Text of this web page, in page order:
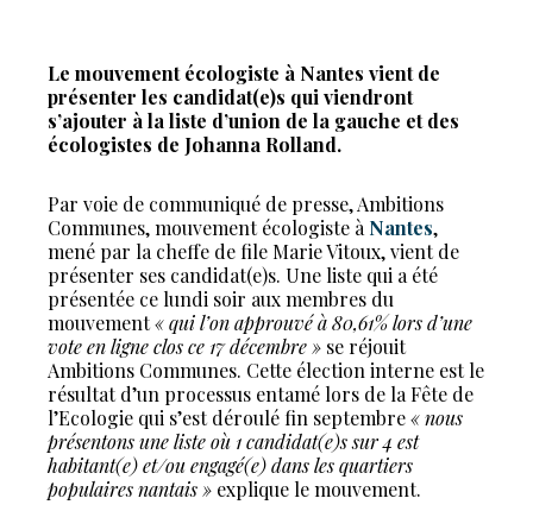
Le mouvement écologiste à Nantes vient de
présenter les candidat(e)s qui viendront
s’ajouter à la liste d’union de la gauche et des
écologistes de Johanna Rolland.
Par voie de communiqué de presse, Ambitions
Communes, mouvement écologiste à Nantes,
mené par la cheffe de file Marie Vitoux, vient de
présenter ses candidat(e)s. Une liste qui a été
présentée ce lundi soir aux membres du
mouvement« qui l’on approuvé à 80,61% lors d’une
vote en ligne clos ce 17 décembre » se réjouit
Ambitions Communes. Cette élection interne est le
résultat d’un processus entamé lors de la Fête de
l’Ecologie qui s’est déroulé fin septembre« nous
présentons une liste où 1 candidat(e)s sur 4 est
habitant(e) et/ou engagé(e) dans les quartiers
populaires nantais » explique le mouvement.